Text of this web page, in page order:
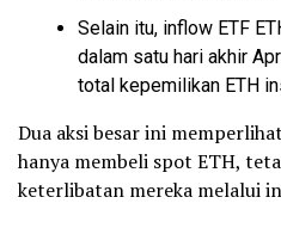
Selain itu, inflow ETF
dalam satu hari akhir
total kepemilikan ETH
Dua aksi besar ini
hanya membeli spot ETH,
keterlibatan mereka melalui